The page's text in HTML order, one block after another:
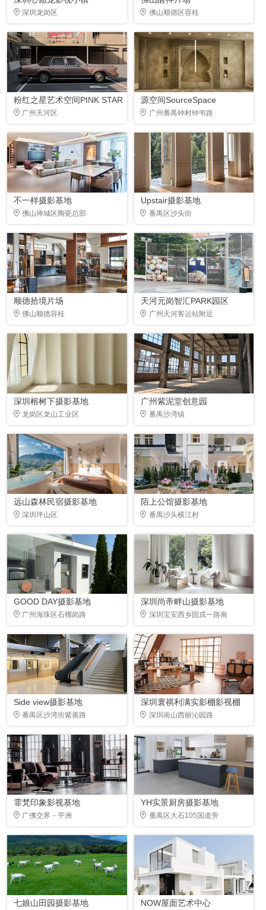
深圳龙岗区 佛山顺德区容桂
粉红之星艺术空间PINK STAR
广州天河区
源空间SourceSpace
广州番禺钟村钟韦路
不一样摄影基地
佛山禅城区陶瓷总部
Upstair摄影基地
番禺区沙头街
顺德拾境片场
佛山顺德容桂
天河元岗智汇PARK园区
广州天河客运站附近
深圳榕树下摄影基地
龙岗区龙山工业区
广州紫泥堂创意园
番禺沙湾镇
远山森林民宿摄影基地
深圳坪山区
陌上公馆摄影基地
番禺沙头横江村
GOOD DAY摄影基地
广州海珠区石榴岗路
深圳尚帝畔山摄影基地
深圳宝安西乡固戍一路南
Side view摄影基地
番禺区沙湾街紫善路
深圳寰祺利满实影棚影视棚
深圳南山西丽沁园路
霏梵印象影视基地
广佛交界－平洲
YH实景厨房摄影基地
番禺区大石105国道旁
七娘山田园摄影基地 NOW屋面艺术中心